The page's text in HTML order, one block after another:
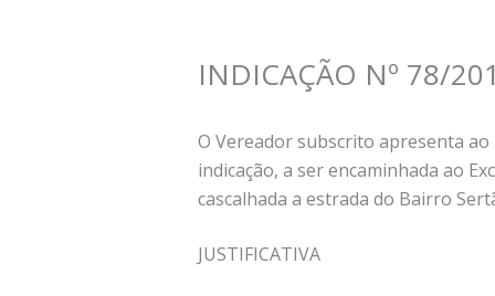
INDICAÇÃO Nº 78/
O Vereador subscrito apresenta
indicação, a ser encaminhada ao
cascalhada a estrada do Bairro
JUSTIFICATIVA